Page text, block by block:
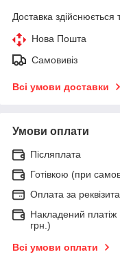
Доставка здійснюється
Нова Пошта
Самовивіз
Всі умови доставки
Умови оплати
Післяплата
Готівкою (при
Оплата за
Накладений
грн.)
Всі умови оплати